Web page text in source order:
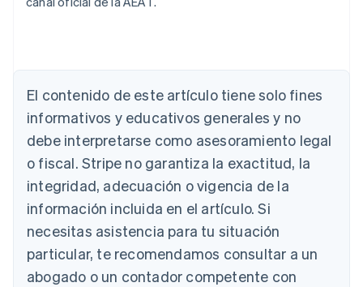
El contenido de este artículo tiene solo fines
informativos y educativos generales y no
debe interpretarse como asesoramiento legal
o fiscal. Stripe no garantiza la exactitud, la
integridad, adecuación o vigencia de la
información incluida en el artículo. Si
necesitas asistencia para tu situación
particular, te recomendamos consultar a un
abogado o un contador competente con
Australia
Austria
DeutschEnglish
Bélgica
Nederlands Français Deutsch English
Brasil
Português English
Bulgaria
English
Canadá
English Français
China continental
简体中文 English